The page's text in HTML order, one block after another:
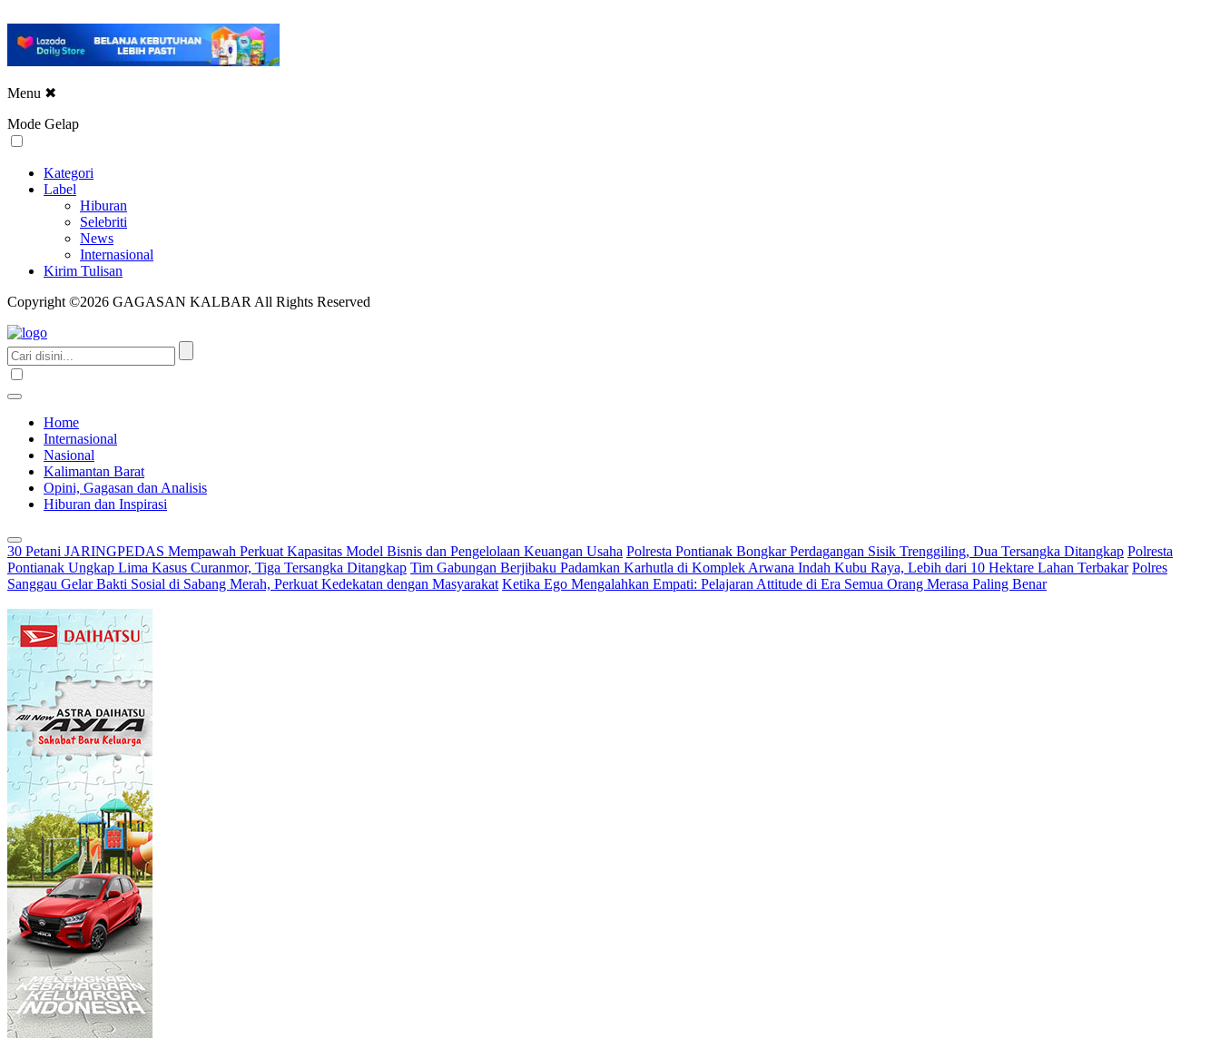
Menu ✖
Mode Gelap
Kategori
Label
Hiburan
Selebriti
News
Internasional
Kirim Tulisan
Copyright ©2026 GAGASAN KALBAR All Rights Reserved
Home
Internasional
Nasional
Kalimantan Barat
Opini, Gagasan dan Analisis
Hiburan dan Inspirasi
30 Petani JARINGPEDAS Mempawah Perkuat Kapasitas Model Bisnis dan Pengelolaan Keuangan Usaha Polresta Pontianak Bongkar Perdagangan Sisik Trenggiling, Dua Tersangka Ditangkap Polresta
Pontianak Ungkap Lima Kasus Curanmor, Tiga Tersangka Ditangkap Tim Gabungan Berjibaku Padamkan Karhutla di Komplek Arwana Indah Kubu Raya, Lebih dari 10 Hektare Lahan Terbakar Polres
Sanggau Gelar Bakti Sosial di Sabang Merah, Perkuat Kedekatan dengan Masyarakat Ketika Ego Mengalahkan Empati: Pelajaran Attitude di Era Semua Orang Merasa Paling Benar